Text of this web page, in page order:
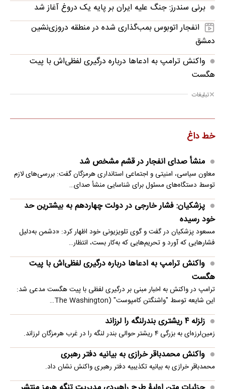
برنی سندرز: جنگ علیه ایران بر پایه یک دروغ آغاز شد
انفجار اتوبوس بمب‌گذاری شده در منطقه دروزی‌نشین
دمشق
واکنش ترامپ به ادعاها درباره درگیری لفظی‌اش با پیت
هگست
تبلیغات
خط داغ
منشأ صدای انفجار در قشم مشخص شد
معاون سیاسی، امنیتی و اجتماعی استانداری هرمزگان گفت: بررسی‌های لازم
توسط دستگاه‌های مسئول برای شناسایی منشأ صدای…
پزشکیان: فشار خارجی در دولت چهاردهم به بیشترین حد
خود رسیده
مسعود پزشکیان در گفت و گوی تلویزیونی خود اظهار کرد: «دشمن به‌دلیل
فشارهایی که آورد و تحریم‌هایی که به‌کار بست، انتظار…
واکنش ترامپ به ادعاها درباره درگیری لفظی‌اش با پیت
هگست
ترامپ در واکنش به اخبار مبنی بر درگیری لفظی با پیت هگست مدعی شد:
این شایعه توسط "واشنگتن کامپوست" (The Washington…
زلزله ۴ ریشتری بندرلنگه را لرزاند
زمین‌لرزه‌ای به بزرگی ۴ ریشتر حوالی بندر لنگه را در غرب هرمزگان لرزاند.
واکنش محمدباقر خرازی به بیانیه دفتر رهبری
محمدباقر خرازی به بیانیه تکذیبیه دفتر رهبری واکنش نشان داد.